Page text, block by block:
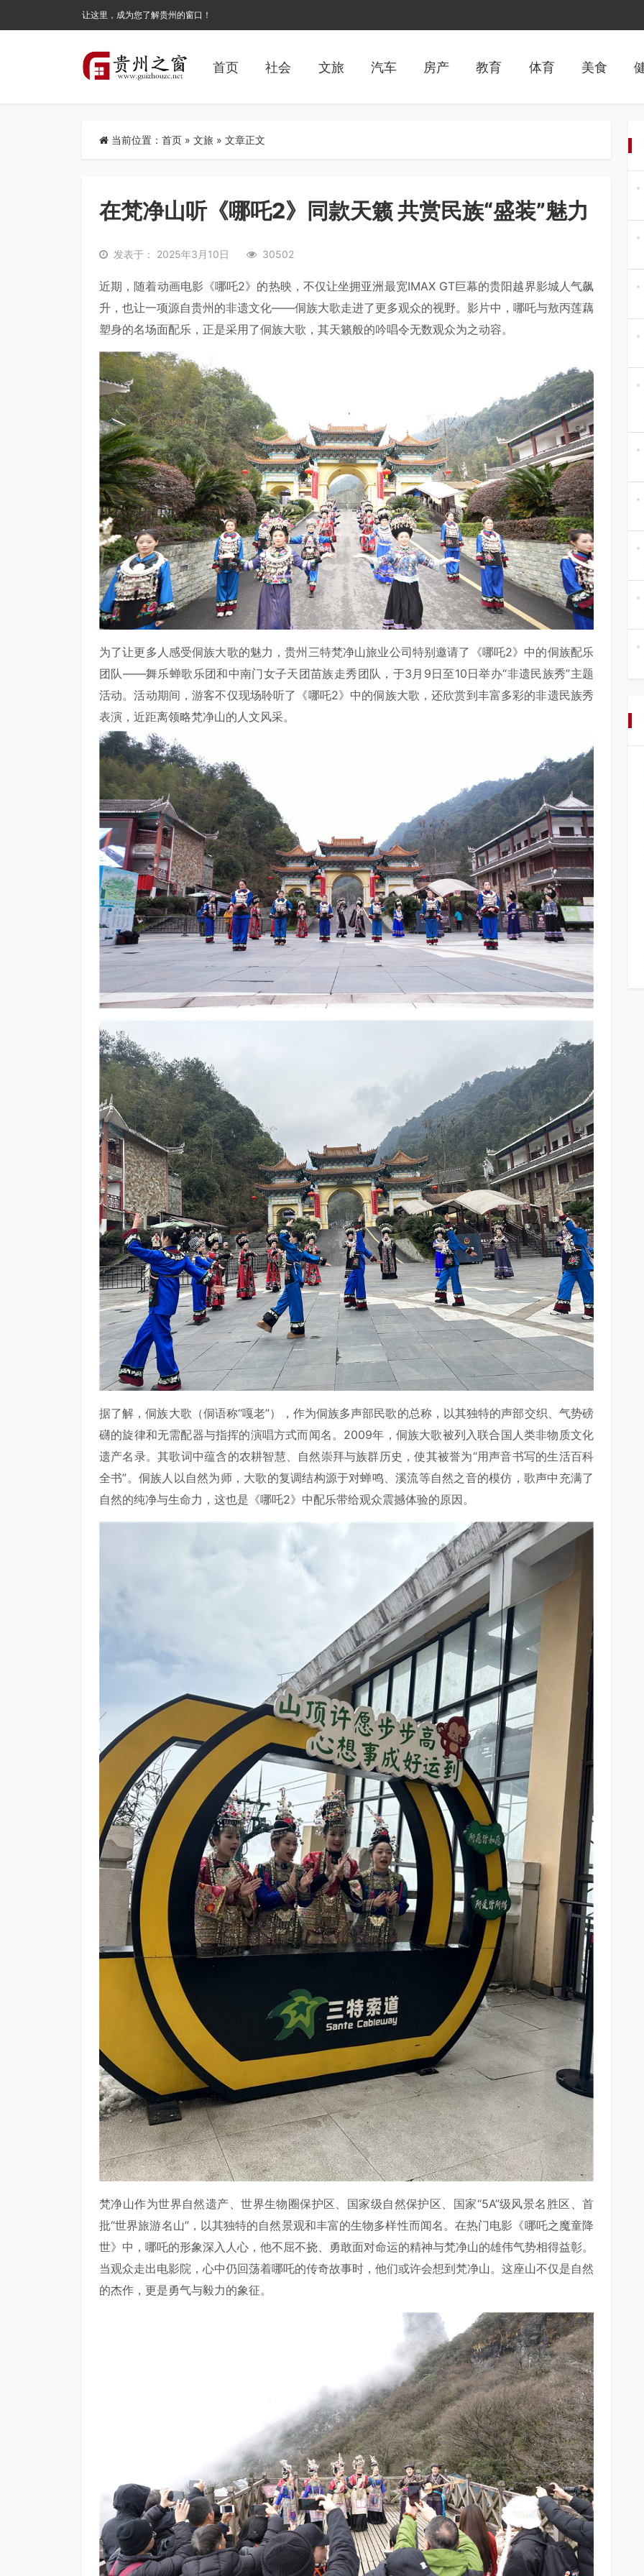
让这里，成为您了解贵州的窗口！
首页 社会 文旅 汽车 房产 教育 体育 美食
当前位置： 首页 » 文旅 » 文章正文
在梵净山听《哪吒2》同款天籁 共赏民族“盛装”魅力
发表于： 2025年3月10日 30502
近期，随着动画电影《哪吒2》的热映，不仅让坐拥亚洲最宽IMAX GT巨幕的贵阳越界影城人气飙
升，也让一项源自贵州的非遗文化——侗族大歌走进了更多观众的视野。影片中，哪吒与敖丙莲藕
塑身的名场面配乐，正是采用了侗族大歌，其天籁般的吟唱令无数观众为之动容。
为了让更多人感受侗族大歌的魅力，贵州三特梵净山旅业公司特别邀请了《哪吒2》中的侗族配乐
团队——舞乐蝉歌乐团和中南门女子天团苗族走秀团队，于3月9日至10日举办“非遗民族秀”主题
活动。活动期间，游客不仅现场聆听了《哪吒2》中的侗族大歌，还欣赏到丰富多彩的非遗民族秀
表演，近距离领略梵净山的人文风采。
据了解，侗族大歌（侗语称“嘎老”），作为侗族多声部民歌的总称，以其独特的声部交织、气势磅
礴的旋律和无需配器与指挥的演唱方式而闻名。2009年，侗族大歌被列入联合国人类非物质文化
遗产名录。其歌词中蕴含的农耕智慧、自然崇拜与族群历史，使其被誉为“用声音书写的生活百科
全书”。侗族人以自然为师，大歌的复调结构源于对蝉鸣、溪流等自然之音的模仿，歌声中充满了
自然的纯净与生命力，这也是《哪吒2》中配乐带给观众震撼体验的原因。
梵净山作为世界自然遗产、世界生物圈保护区、国家级自然保护区、国家“5A”级风景名胜区、首
批“世界旅游名山”，以其独特的自然景观和丰富的生物多样性而闻名。在热门电影《哪吒之魔童降
世》中，哪吒的形象深入人心，他不屈不挠、勇敢面对命运的精神与梵净山的雄伟气势相得益彰。
当观众走出电影院，心中仍回荡着哪吒的传奇故事时，他们或许会想到梵净山。这座山不仅是自然
的杰作，更是勇气与毅力的象征。